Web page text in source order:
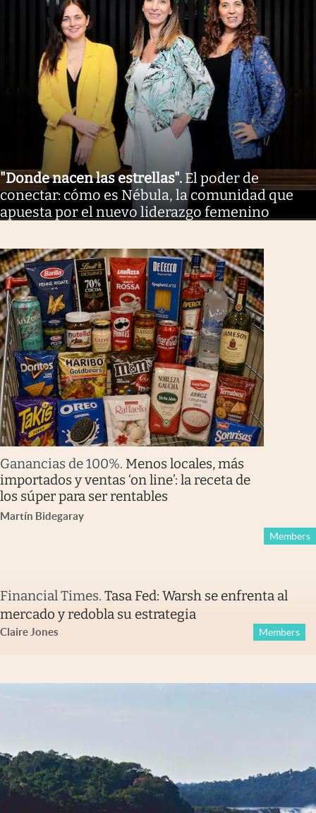
"Donde nacen las estrellas". El poder de
conectar: cómo es Nébula, la comunidad que
apuesta por el nuevo liderazgo femenino
Ganancias de 100%. Menos locales, más
importados y ventas ‘on line’: la receta de
los súper para ser rentables
Martín Bidegaray
Members
Financial Times. Tasa Fed: Warsh se enfrenta al
mercado y redobla su estrategia
Claire Jones Members